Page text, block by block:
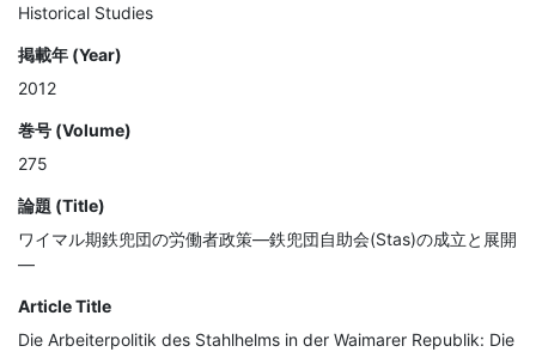
Historical Studies
掲載年 (Year)
2012
巻号 (Volume)
275
論題 (Title)
ワイマル期鉄兜団の労働者政策―鉄兜団自助会(Stas)の成立と展開
―
Article Title
Die Arbeiterpolitik des Stahlhelms in der Waimarer Republik: Die